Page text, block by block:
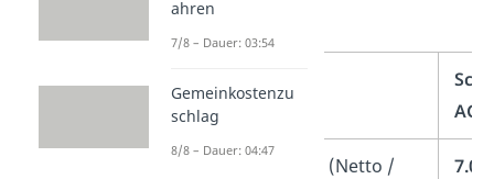
günstiger ist.
AG
(Netto /
ahren
7/8 – Dauer: 03:54
Gemeinkostenzu
schlag
8/8 – Dauer: 04:47